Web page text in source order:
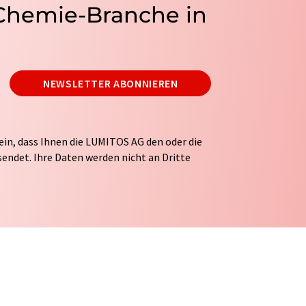
Branche in
NEWSLETTER ABONNIEREN
dass Ihnen die LUMITOS AG den oder die
Ihre Daten werden nicht an Dritte
Ihrer Daten durch die LUMITOS AG erfolgt